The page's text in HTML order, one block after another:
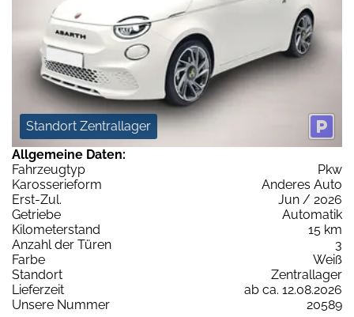
Standort Zentrallager
Allgemeine Daten:
Fahrzeugtyp
Pkw
Karosserieform
Anderes Auto
Erst-Zul.
Jun / 2026
Getriebe
Automatik
Kilometerstand
15 km
Anzahl der Türen
3
Farbe
Weiß
Standort
Zentrallager
Lieferzeit
ab ca. 12.08.2026
Unsere Nummer
20589